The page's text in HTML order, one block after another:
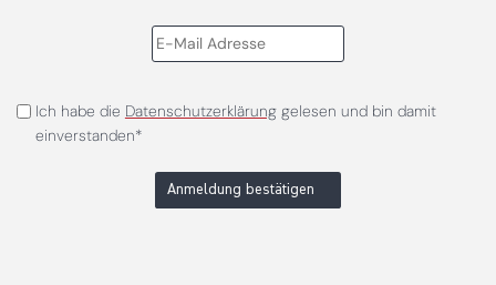
Ich habe die Datenschutzerklärunggelesen und bin damit
einverstanden*
Anmeldung bestätigen